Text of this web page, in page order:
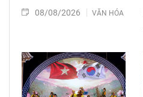
08/08/2026 VĂN HÓA